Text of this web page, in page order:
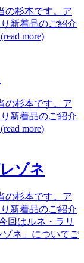
の杉本です。ア
新着品のご紹介
more)
の杉本です。ア
新着品のご紹介
more)
ゾネ
の杉本です。ア
新着品のご紹介
回はルネ・ラリ
ゾネ」についてご